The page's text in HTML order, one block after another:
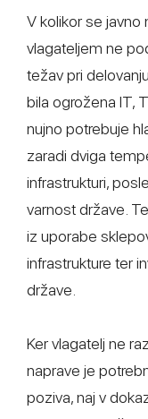
V kolikor se
vlagateljem ne
težav pri
bila ogrožena IT,
nujno potrebuje
zaradi dviga
infrastrukturi,
varnost države.
iz uporabe
infrastrukture ter
države.
Ker vlagatelj ne
naprave je
poziva, naj v